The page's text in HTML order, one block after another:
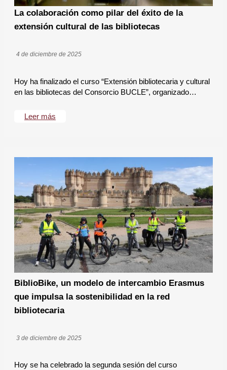
La colaboración como pilar del éxito de la
extensión cultural de las bibliotecas
4 de diciembre de 2025
Hoy ha finalizado el curso “Extensión bibliotecaria y cultural
en las bibliotecas del Consorcio BUCLE”, organizado…
Leer más
BiblioBike, un modelo de intercambio Erasmus
que impulsa la sostenibilidad en la red
bibliotecaria
3 de diciembre de 2025
Hoy se ha celebrado la segunda sesión del curso